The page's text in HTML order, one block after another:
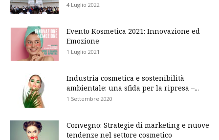
4 Luglio 2022
Evento Kosmetica 2021: Innovazione ed
Emozione
1 Luglio 2021
Industria cosmetica e sostenibilità
ambientale: una sfida per la ripresa –...
1 Settembre 2020
Convegno: Strategie di marketing e nuove
tendenze nel settore cosmetico